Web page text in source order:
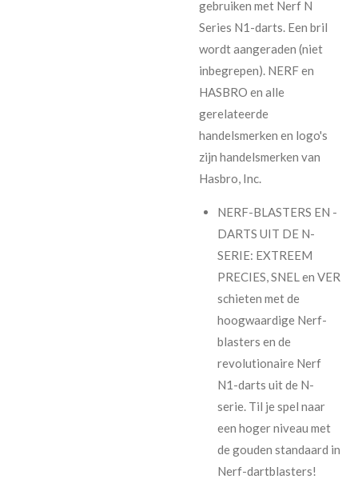
gebruiken met Nerf N
Series N1-darts. Een bril
wordt aangeraden (niet
inbegrepen). NERF en
HASBRO en alle
gerelateerde
handelsmerken en logo's
zijn handelsmerken van
Hasbro, Inc.
NERF-BLASTERS EN -
DARTS UIT DE N-
SERIE: EXTREEM
PRECIES, SNEL en VER
schieten met de
hoogwaardige Nerf-
blasters en de
revolutionaire Nerf
N1-darts uit de N-
serie. Til je spel naar
een hoger niveau met
de gouden standaard in
Nerf-dartblasters!